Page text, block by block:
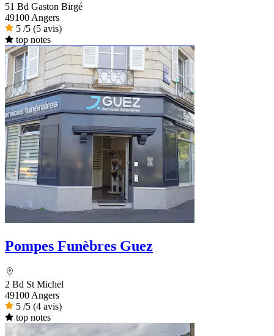
51 Bd Gaston Birgé
49100 Angers
5 /5 (5 avis)
top notes
Pompes Funèbres Guez
2 Bd St Michel
49100 Angers
5 /5 (4 avis)
top notes